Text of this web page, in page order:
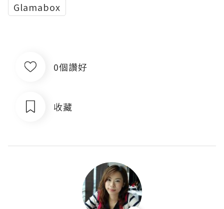
Glamabox
0個讚好
收藏